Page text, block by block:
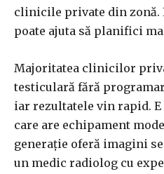
clinicile private din zonă.
poate ajuta să planifici
Majoritatea clinicilor
testiculară fără
iar rezultatele vin rapid.
care are echipament
generație oferă imagini
un medic radiolog cu